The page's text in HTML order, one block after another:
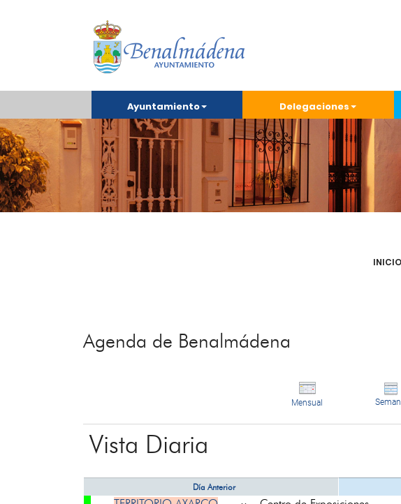
Ayuntamiento Delegaciones
INICIO
Agenda de Benalmádena
Mensual
Vista Diaria
Día Anterior